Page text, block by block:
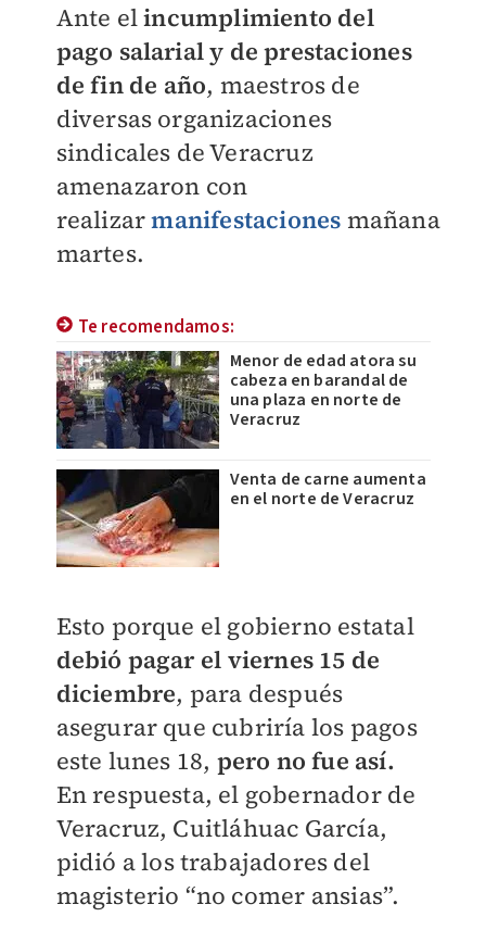
Ante elincumplimiento del
pago salarial y de prestaciones
de fin de año, maestros de
diversas organizaciones
sindicales de Veracruz
amenazaron con
realizarmanifestaciones mañana
martes.
Te recomendamos:
Menor de edad atora su
cabeza en barandal de
una plaza en norte de
Veracruz
Venta de carne aumenta
en el norte de Veracruz
Esto porque el gobierno estatal
debió pagar el viernes 15 de
diciembre, para después
asegurar que cubriría los pagos
este lunes 18, pero no fue así.
En respuesta, el gobernador de
Veracruz, Cuitláhuac García,
pidió a los trabajadores del
magisterio “no comer ansias”.